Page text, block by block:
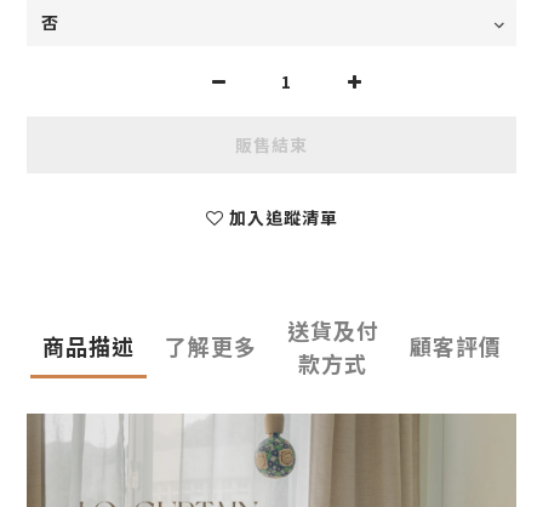
販售結束
加入追蹤清單
商品描述 了解更多
送貨及付
款方式
顧客評價